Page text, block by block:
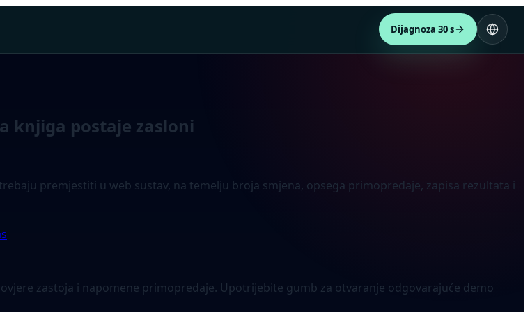
Dijagnoza 30 s
knjiga postaje zasloni
premjestiti u web sustav, na temelju broja smjena, opsega primopredaje, zapisa rezultata i
zastoja i napomene primopredaje. Upotrijebite gumb za otvaranje odgovarajuće demo